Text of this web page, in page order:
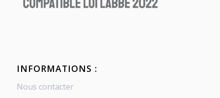
INFORMATIONS :
Nous contacter